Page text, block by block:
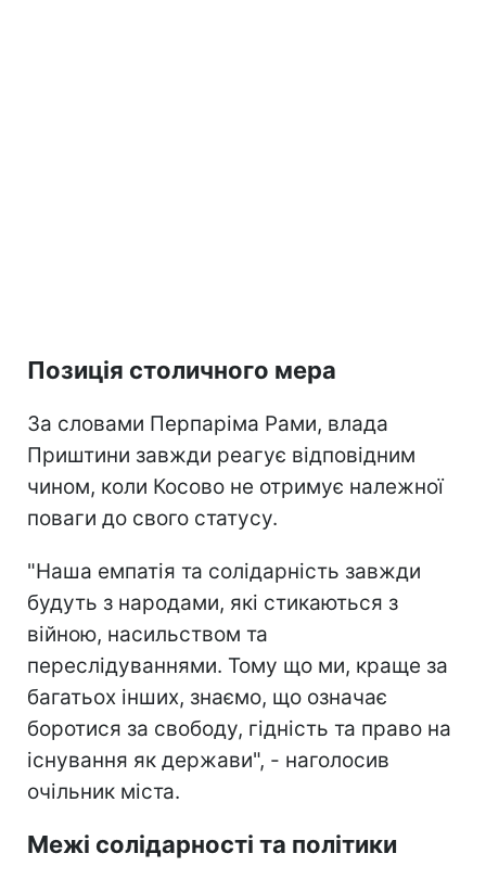
Позиція столичного мера
За словами Перпаріма Рами, влада
Приштини завжди реагує відповідним
чином, коли Косово не отримує належної
поваги до свого статусу.
"Наша емпатія та солідарність завжди
будуть з народами, які стикаються з
війною, насильством та
переслідуваннями. Тому що ми, краще за
багатьох інших, знаємо, що означає
боротися за свободу, гідність та право на
існування як держави", - наголосив
очільник міста.
Межі солідарності та політики